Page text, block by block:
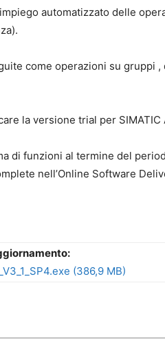
automatizzato delle
come operazioni su gruppi ,
la versione trial per SIMATIC
di funzioni al termine del
nell’Online Software
(386,9 MB)